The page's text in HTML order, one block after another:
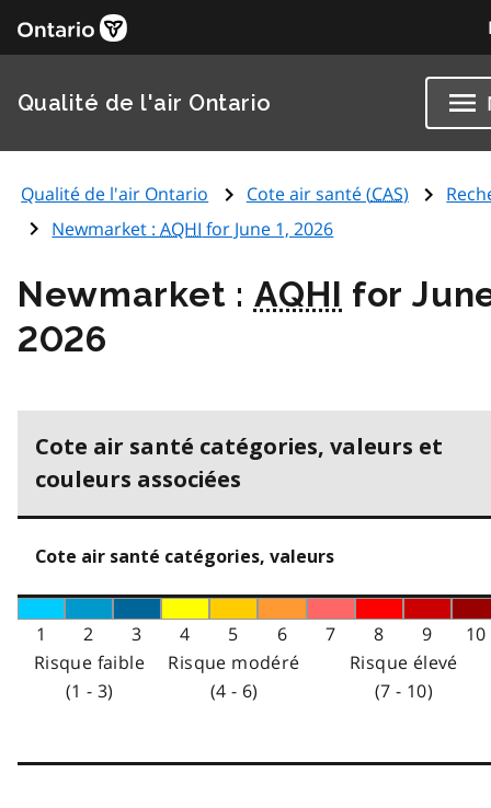
Qualité de l'air Ontario
Qualité de l'air Ontario Cote air santé (CAS)
Newmarket :AQHI for June 1, 2026
Newmarket : AQHI for
2026
Cote air santé catégories, valeurs et
couleurs associées
Cote air santé catégories, valeurs
1 2 3 4 5 6 7 8 9
10
Risque faible
(1 - 3)
Risque modéré
(4 - 6)
Risque élevé
(7 - 10)